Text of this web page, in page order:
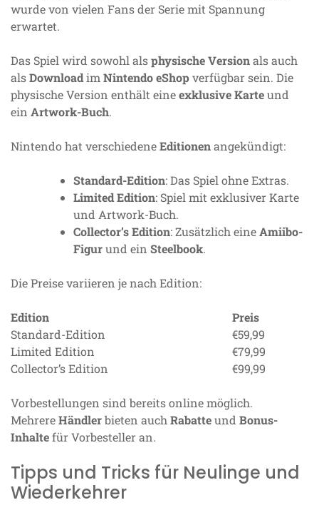
wurde von vielen Fans der Serie mit Spannung
erwartet.
Das Spiel wird sowohl alsphysische Versionals auch
alsDownloadim Nintendo eShop verfügbar sein. Die
physische Version enthält eineexklusive Karteund
ein Artwork-Buch.
Nintendo hat verschiedeneEditionenangekündigt:
Standard-Edition: Das Spiel ohne Extras.
Limited Edition: Spiel mit exklusiver Karte
und Artwork-Buch.
Collector’s Edition: Zusätzlich eineAmiibo-
Figurund ein Steelbook.
Die Preise variieren je nach Edition:
Edition
Preis
Standard-Edition
€59,99
Limited Edition
€79,99
Collector’s Edition
€99,99
Vorbestellungen sind bereits online möglich.
MehrereHändlerbieten auch Rabatteund Bonus-
Inhaltefür Vorbesteller an.
Tipps und Tricks für Neulinge und
Wiederkehrer